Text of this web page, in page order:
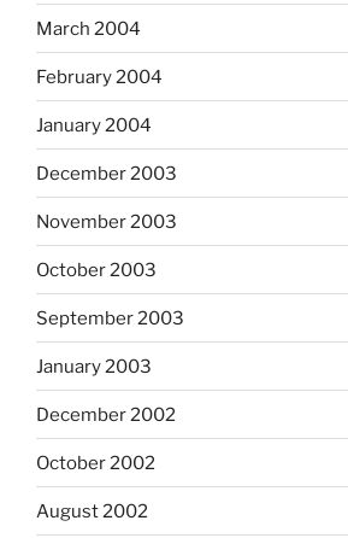
March 2004
February 2004
January 2004
December 2003
November 2003
October 2003
September 2003
January 2003
December 2002
October 2002
August 2002